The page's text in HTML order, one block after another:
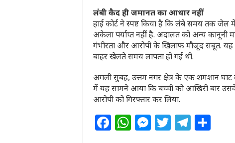
लंबी कैद ही जमानत का आधार नहीं
हाई कोर्ट ने स्पष्ट किया है कि लंबे समय तक
अकेला पर्याप्त नहीं है. अदालत को अन्य कानूनी
गंभीरता और आरोपी के खिलाफ मौजूद सबूत.
बाहर खेलते समय लापता हो गई थी.
अगली सुबह, उत्तम नगर क्षेत्र के एक शमशान
में यह सामने आया कि बच्ची को आखिरी बार
आरोपी को गिरफ्तार कर लिया.
F W M T T